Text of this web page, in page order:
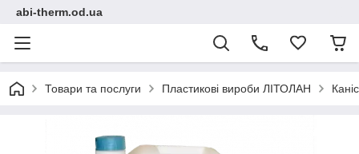
abi-therm.od.ua
Товари та послуги Пластикові вироби ЛІТОЛАН